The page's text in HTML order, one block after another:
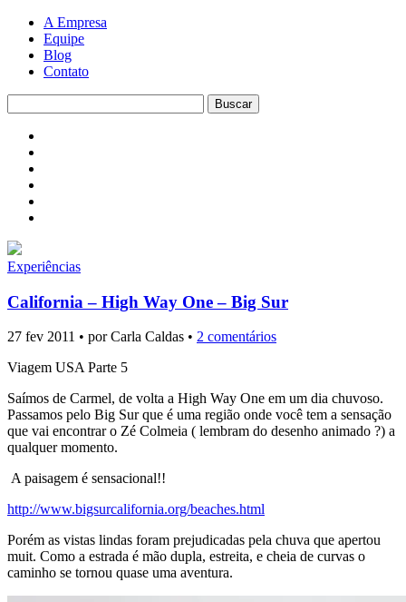
A Empresa
Equipe
Blog
Contato
Experiências
California – High Way One – Big Sur
27 fev 2011 • por Carla Caldas • 2 comentários
Viagem USA Parte 5
Saímos de Carmel, de volta a High Way One em um dia chuvoso.
Passamos pelo Big Sur que é uma região onde você tem a sensação
que vai encontrar o Zé Colmeia ( lembram do desenho animado ?) a
qualquer momento.
A paisagem é sensacional!!
http://www.bigsurcalifornia.org/beaches.html
Porém as vistas lindas foram prejudicadas pela chuva que apertou
muit. Como a estrada é mão dupla, estreita, e cheia de curvas o
caminho se tornou quase uma aventura.